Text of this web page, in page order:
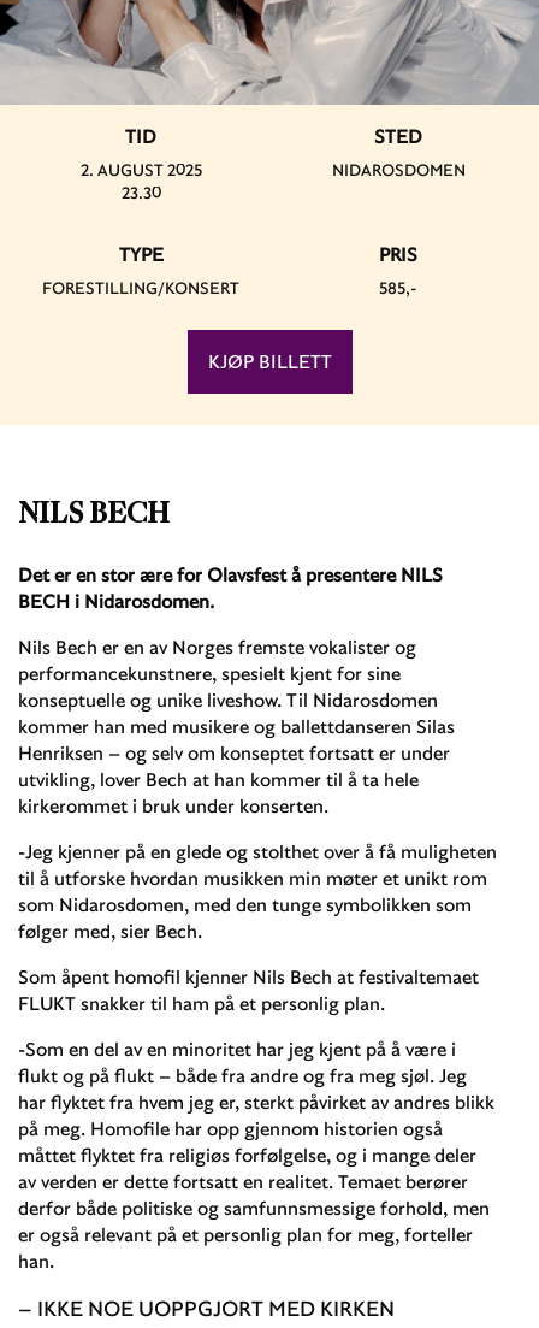
NILS BECH
Det er en stor ære for Olavsfest å presentere NILS
BECH i Nidarosdomen.
Nils Bech er en av Norges fremste vokalister og
performancekunstnere, spesielt kjent for sine
konseptuelle og unike liveshow. Til Nidarosdomen
kommer han med musikere og ballettdanseren Silas
Henriksen – og selv om konseptet fortsatt er under
utvikling, lover Bech at han kommer til å ta hele
kirkerommet i bruk under konserten.
-Jeg kjenner på en glede og stolthet over å få muligheten
til å utforske hvordan musikken min møter et unikt rom
som Nidarosdomen, med den tunge symbolikken som
følger med, sier Bech.
Som åpent homofil kjenner Nils Bech at festivaltemaet
FLUKT snakker til ham på et personlig plan.
-Som en del av en minoritet har jeg kjent på å være i
flukt og på flukt – både fra andre og fra meg sjøl. Jeg
har flyktet fra hvem jeg er, sterkt påvirket av andres blikk
på meg. Homofile har opp gjennom historien også
måttet flyktet fra religiøs forfølgelse, og i mange deler
av verden er dette fortsatt en realitet. Temaet berører
derfor både politiske og samfunnsmessige forhold, men
er også relevant på et personlig plan for meg, forteller
han.
– IKKE NOE UOPPGJORT MED KIRKEN
TID
2. AUGUST 2025
23.30
STED
NIDAROSDOMEN
TYPE
FORESTILLING/KONSERT
PRIS
585,-
KJØP BILLETT